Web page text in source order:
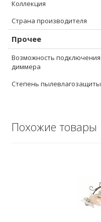
Коллекция
Страна производителя
Прочее
Возможность подключения
диммера
Степень пылевлагозащиты
Похожие товары